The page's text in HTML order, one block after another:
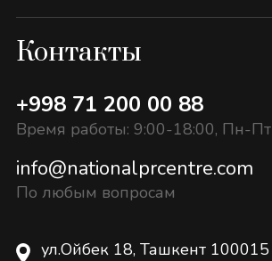
Контакты
+998 71 200 00 88
Время работы: 9:00-18:00, Пн-Пт
info@nationalprcentre.com
По любым вопросам
ул.Ойбек 18, Ташкент 100015